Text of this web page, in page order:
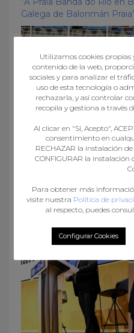
Galega de Balonmán
ESPAÑA XUVENIL
Utilizamos cookies propias
contenido de la web,
sociales y para analizar el
uso de esta tecnología o
rechazarla, y así controlar
recopila y gestiona a través
Al clicar en "Sí, Acepto",
consentimiento en
RECHAZAR la instalación
CONFIGURAR la instalación
Para obtener más
visite nuestra Política de
al respecto, puedes
Configurar Cookies